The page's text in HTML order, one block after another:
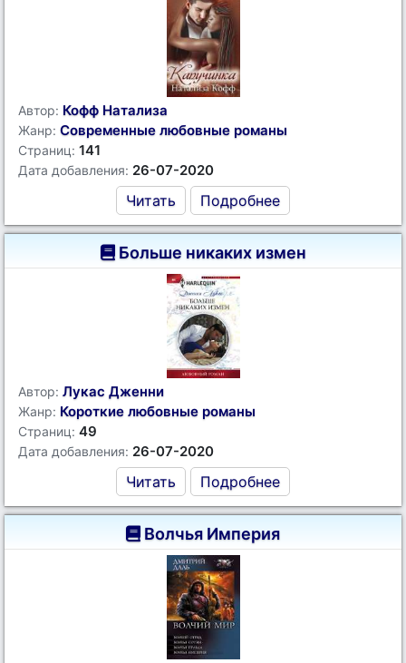
Автор: Кофф Натализа
Жанр: Современные любовные романы
Страниц: 141
Дата добавления: 26-07-2020
Читать Подробнее
Больше никаких измен
Автор: Лукас Дженни
Жанр: Короткие любовные романы
Страниц: 49
Дата добавления: 26-07-2020
Читать Подробнее
Волчья Империя